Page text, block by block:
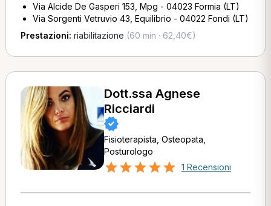
Via Alcide De Gasperi 153, Mpg - 04023 Formia (LT)
Via Sorgenti Vetruvio 43, Equilibrio - 04022 Fondi (LT)
Prestazioni: riabilitazione (60 min · 62,40€)
Dott.ssa Agnese
Ricciardi
Fisioterapista, Osteopata,
Posturologo
1 Recensioni